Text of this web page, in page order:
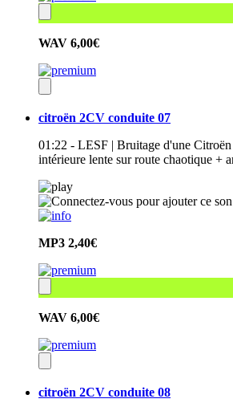
WAV 6,00€
citroën 2CV conduite 07
01:22 - LESF | Bruitage d'une
intérieure lente sur route chaotique +
MP3 2,40€
WAV 6,00€
citroën 2CV conduite 08